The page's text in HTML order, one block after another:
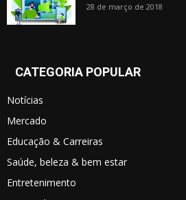
28 de março de 2018
CATEGORIA POPULAR
Notícias
Mercado
Educação & Carreiras
Saúde, beleza & bem estar
Entretenimento